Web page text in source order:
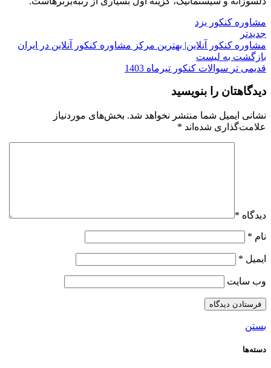
مشاوره کنکور یزد
جدیدتر
مشاوره کنکور آنلاین| بهترین مرکز مشاوره کنکور آنلاین در ایران
بازگشت به لیست
قدیمی تر سوالات کنکور تیرماه 1403
دیدگاهتان را بنویسید
نشانی ایمیل شما منتشر نخواهد شد. بخش‌های موردنیاز
علامت‌گذاری شده‌اند *
دیدگاه *
نام *
ایمیل *
وب‌ سایت
بستن
دسته‌ها